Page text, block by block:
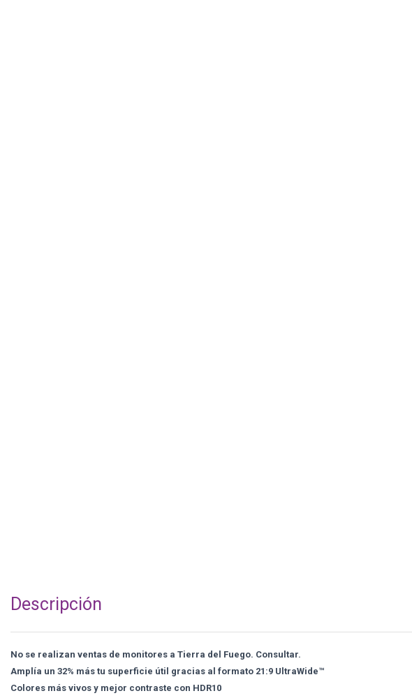
Descripción
No se realizan ventas de monitores a Tierra del Fuego. Consultar.
Amplía un 32% más tu superficie útil gracias al formato 21:9 UltraWide™
Colores más vivos y mejor contraste con HDR10